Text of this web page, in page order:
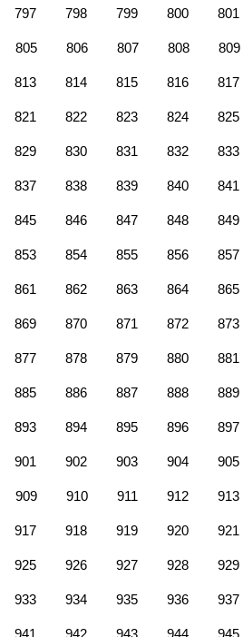
797 798 799 800 801
805 806 807 808 809
813 814 815 816 817
821 822 823 824 825
829 830 831 832 833
837 838 839 840 841
845 846 847 848 849
853 854 855 856 857
861 862 863 864 865
869 870 871 872 873
877 878 879 880 881
885 886 887 888 889
893 894 895 896 897
901 902 903 904 905
909 910 911 912 913
917 918 919 920 921
925 926 927 928 929
933 934 935 936 937